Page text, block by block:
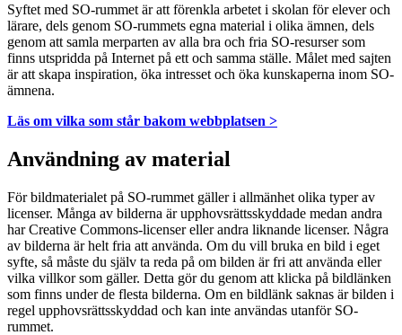
Syftet med SO-rummet är att förenkla arbetet i skolan för elever och
lärare, dels genom SO-rummets egna material i olika ämnen, dels
genom att samla merparten av alla bra och fria SO-resurser som
finns utspridda på Internet på ett och samma ställe. Målet med sajten
är att skapa inspiration, öka intresset och öka kunskaperna inom SO-
ämnena.
Läs om vilka som står bakom webbplatsen >
Användning av material
För bildmaterialet på SO-rummet gäller i allmänhet olika typer av
licenser. Många av bilderna är upphovsrättsskyddade medan andra
har Creative Commons-licenser eller andra liknande licenser. Några
av bilderna är helt fria att använda. Om du vill bruka en bild i eget
syfte, så måste du själv ta reda på om bilden är fri att använda eller
vilka villkor som gäller. Detta gör du genom att klicka på bildlänken
som finns under de flesta bilderna. Om en bildlänk saknas är bilden i
regel upphovsrättsskyddad och kan inte användas utanför SO-
rummet.